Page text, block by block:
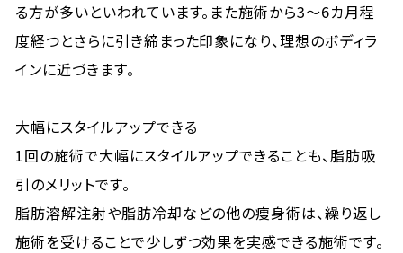
る方が多いといわれています。また施術から3〜6カ月程
度経つとさらに引き締まった印象になり、理想のボディラ
インに近づきます。
大幅にスタイルアップできる
1回の施術で大幅にスタイルアップできることも、脂肪吸
引のメリットです。
脂肪溶解注射や脂肪冷却などの他の痩身術は、繰り返し
施術を受けることで少しずつ効果を実感できる施術です。